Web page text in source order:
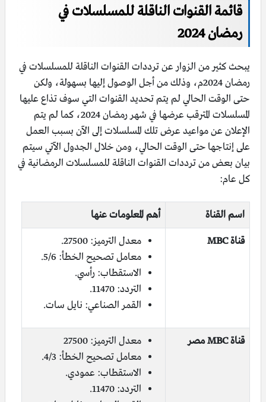
قائمة القنوات الناقلة للمسلسلات في
رمضان 2024
يبحث كثير من الزوار عن ترددات القنوات الناقلة للمسلسلات في
رمضان 2024م، وذلك من أجل الوصول إليها بسهولة، ولكن
حتى الوقت الحالي لم يتم تحديد القنوات التي سوف تذاع عليها
المسلسلات المترقب عرضها في شهر رمضان 2024، كما لم يتم
الإعلان عن مواعيد عرض تلك المسلسلات إلى الآن بسبب العمل
على إنتاجها حتى الوقت الحالي، ومن خلال الجدول الآتي سيتم
بيان بعض من ترددات القنوات الناقلة للمسلسلات الرمضانية في
كل عام:
اسم القناة أهم المعلومات عنها
قناة MBC
معدل الترميز: 27500.
معامل تصحيح الخطأ: 5/6.
الاستقطاب: رأسي.
التردد: 11470.
القمر الصناعي: نايل سات.
قناة MBC مصر
معدل الترميز: 27500
معامل تصحيح الخطأ: 4/3.
الاستقطاب: عمودي.
التردد: 11470.